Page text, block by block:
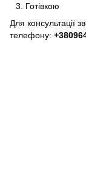
Готівкою
Для консультації
телефону: